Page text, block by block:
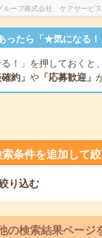
ループ株式会社 ケアサービ
ったら「★気になる！
る！」を押しておくと
約」 や 「応募歓迎」
条件を追加して
り込む
の検索結果ページ